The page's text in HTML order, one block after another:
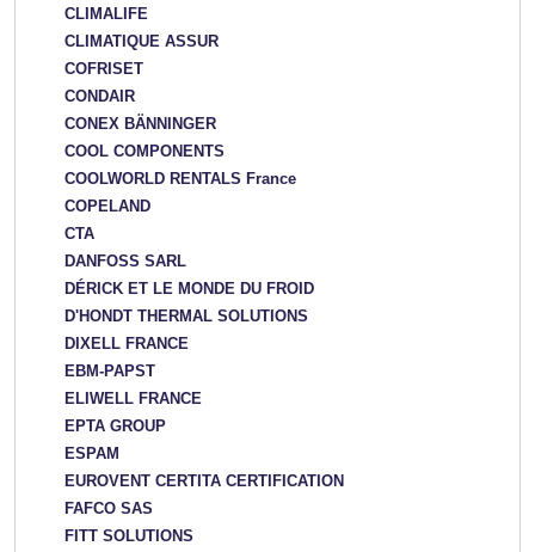
CLIMALIFE
CLIMATIQUE ASSUR
COFRISET
CONDAIR
CONEX BÄNNINGER
COOL COMPONENTS
COOLWORLD RENTALS France
COPELAND
CTA
DANFOSS SARL
DÉRICK ET LE MONDE DU FROID
D'HONDT THERMAL SOLUTIONS
DIXELL FRANCE
EBM-PAPST
ELIWELL FRANCE
EPTA GROUP
ESPAM
EUROVENT CERTITA CERTIFICATION
FAFCO SAS
FITT SOLUTIONS